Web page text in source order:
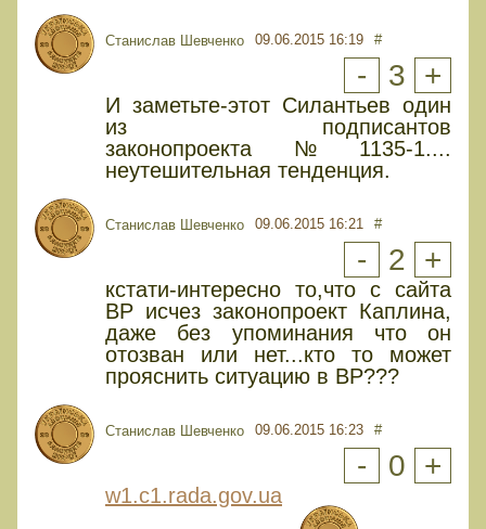
Cтанислав Шевченко 09.06.2015 16:19 #
- 3 +
И заметьте-этот Силантьев один
из подписантов
законопроекта№1135-1....
неутешительная тенденция.
Cтанислав Шевченко 09.06.2015 16:21 #
- 2 +
кстати-интересно то,что с сайта
ВР исчез законопроект Каплина,
даже без упоминания что он
отозван или нет...кто то может
прояснить ситуацию в ВР???
Cтанислав Шевченко 09.06.2015 16:23 #
- 0 +
w1.c1.rada.gov.ua